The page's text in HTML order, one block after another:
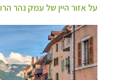
על אזור היין של עמק נהר